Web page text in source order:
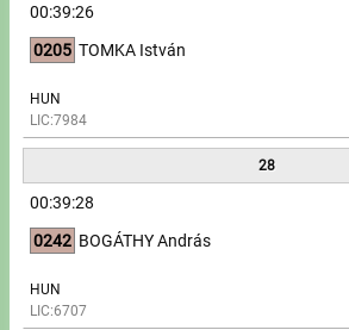
00:39:26
0205 TOMKA István
HUN
LIC:7984
28
00:39:28
0242 BOGÁTHY András
HUN
LIC:6707